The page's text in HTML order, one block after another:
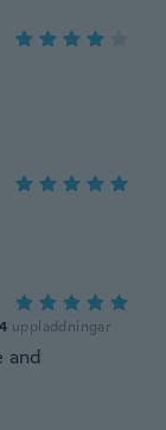
4 uppladdningar
and